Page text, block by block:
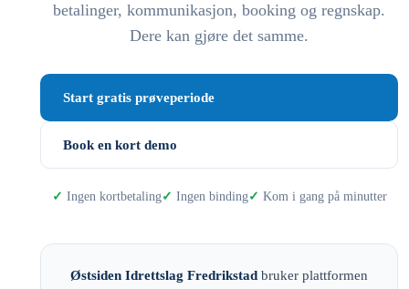
betalinger, kommunikasjon, booking og regnskap.
Dere kan gjøre det samme.
Start gratis prøveperiode
Book en kort demo
Ingen kortbetaling Ingen binding Kom i gang på minutter
Østsiden Idrettslag Fredrikstad bruker plattformen